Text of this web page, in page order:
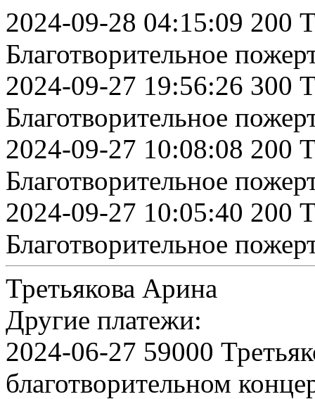
2024-09-28 04:15:09 200
Благотворительное
2024-09-27 19:56:26 300
Благотворительное
2024-09-27 10:08:08 200
Благотворительное
2024-09-27 10:05:40 200
Благотворительное
Третьякова Арина
Другие платежи:
2024-06-27 59000
благотворительном